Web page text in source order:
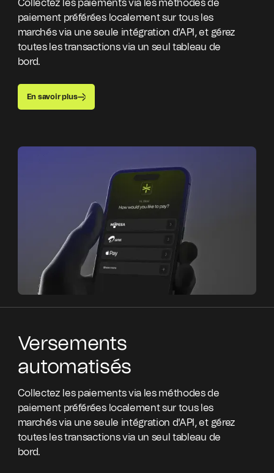
Collectez les paiements via les méthodes de
paiement préférées localement sur tous les
marchés via une seule intégration d'API, et gérez
toutes les transactions via un seul tableau de
bord.
En savoir plus
Versements
automatisés
Collectez les paiements via les méthodes de
paiement préférées localement sur tous les
marchés via une seule intégration d'API, et gérez
toutes les transactions via un seul tableau de
bord.